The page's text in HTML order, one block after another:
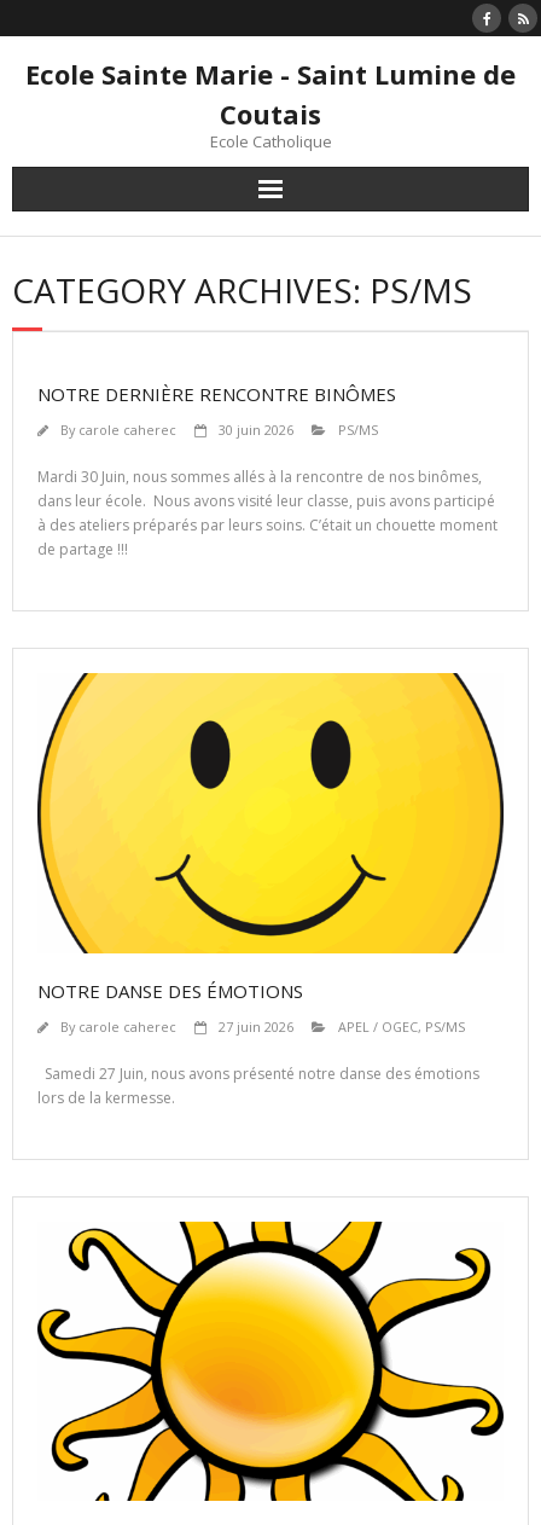
to
Ecole Sainte Marie - Saint Lumine de
Coutais
Ecole Catholique
CATEGORY ARCHIVES: PS/MS
NOTRE DERNIÈRE RENCONTRE BINÔMES
By carole caherec 30 juin 2026 PS/MS
Mardi 30 Juin, nous sommes allés à la rencontre de nos binômes,
dans leur école. Nous avons visité leur classe, puis avons participé
à des ateliers préparés par leurs soins. C’était un chouette moment
de partage !!!
NOTRE DANSE DES ÉMOTIONS
By carole caherec 27 juin 2026 APEL / OGEC, PS/MS
Samedi 27 Juin, nous avons présenté notre danse des émotions
lors de la kermesse.